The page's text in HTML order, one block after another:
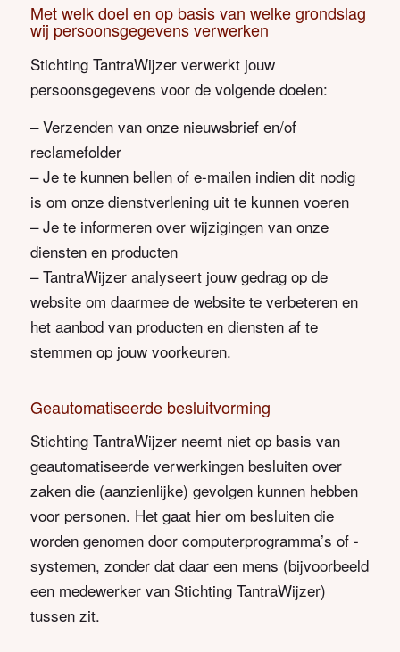
Met welk doel en op basis van welke grondslag
wij persoonsgegevens verwerken
Stichting TantraWijzer verwerkt jouw
persoonsgegevens voor de volgende doelen:
– Verzenden van onze nieuwsbrief en/of
reclamefolder
– Je te kunnen bellen of e-mailen indien dit nodig
is om onze dienstverlening uit te kunnen voeren
– Je te informeren over wijzigingen van onze
diensten en producten
– TantraWijzer analyseert jouw gedrag op de
website om daarmee de website te verbeteren en
het aanbod van producten en diensten af te
stemmen op jouw voorkeuren.
Geautomatiseerde besluitvorming
Stichting TantraWijzer neemt niet op basis van
geautomatiseerde verwerkingen besluiten over
zaken die (aanzienlijke) gevolgen kunnen hebben
voor personen. Het gaat hier om besluiten die
worden genomen door computerprogramma’s of -
systemen, zonder dat daar een mens (bijvoorbeeld
een medewerker van Stichting TantraWijzer)
tussen zit.